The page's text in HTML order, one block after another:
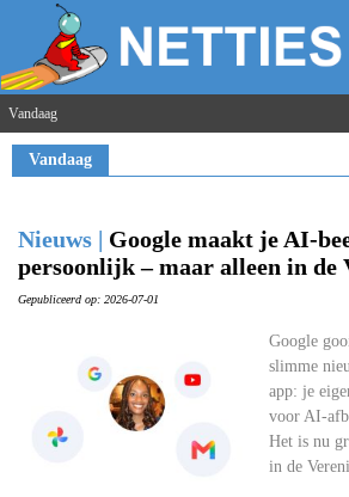
Vandaag
Vandaag
Nieuws | Google maakt je AI-
persoonlijk – maar alleen in de
Gepubliceerd op: 2026-07-01
Google
slimme
app: je
voor AI-
Het is nu
in de